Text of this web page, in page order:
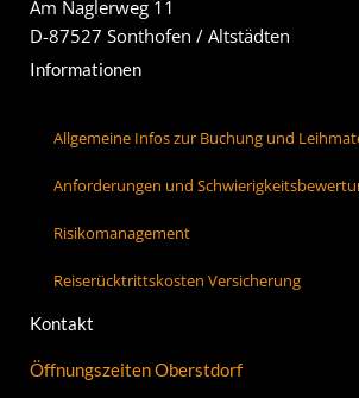
Am Naglerweg 11
D-87527 Sonthofen / Altstädten
Informationen
Allgemeine Infos zur Buchung und
Anforderungen und
Risikomanagement
Reiserücktrittskosten Versicherung
Kontakt
Öffnungszeiten Oberstdorf